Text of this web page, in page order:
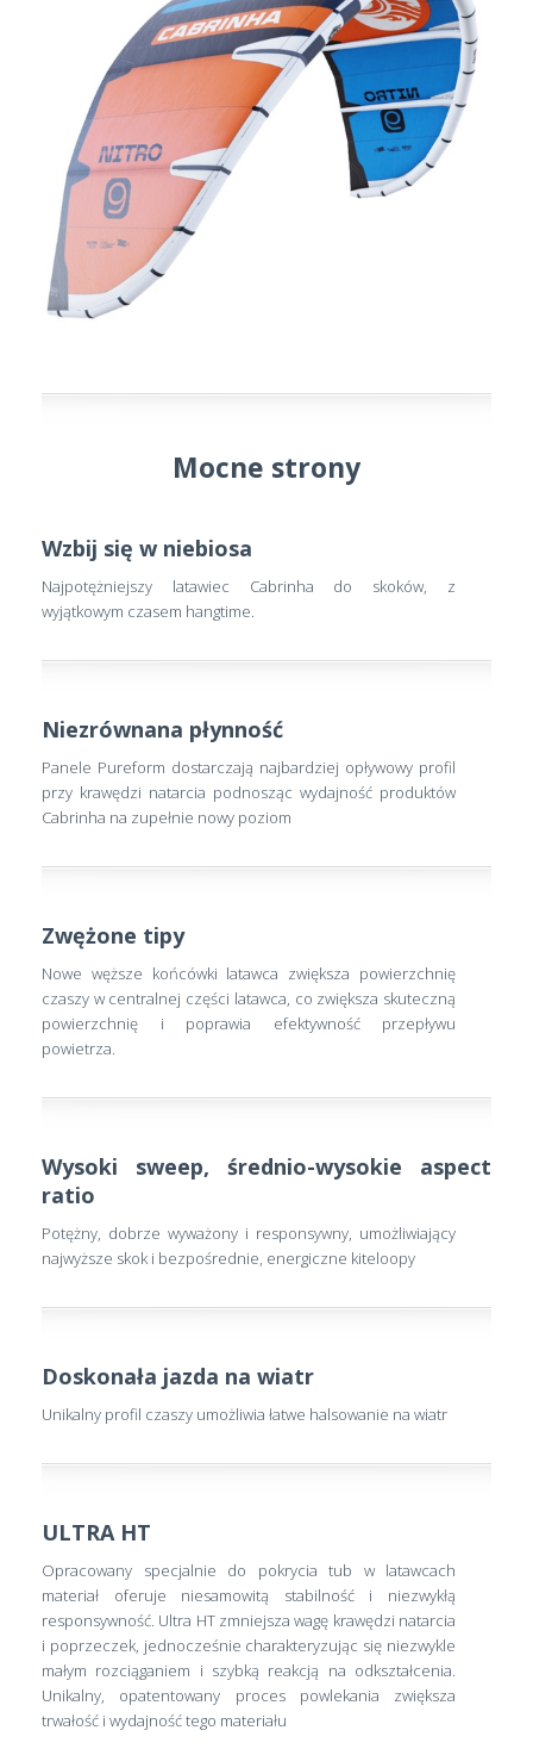
Mocne strony
Wzbij się w niebiosa
Najpotężniejszy latawiec Cabrinha do skoków, z
wyjątkowym czasem hangtime.
Niezrównana płynność
Panele Pureform dostarczają najbardziej opływowy profil
przy krawędzi natarcia podnosząc wydajność produktów
Cabrinha na zupełnie nowy poziom
Zwężone tipy
Nowe węższe końcówki latawca zwiększa powierzchnię
czaszy w centralnej części latawca, co zwiększa skuteczną
powierzchnię i poprawia efektywność przepływu
powietrza.
Wysoki sweep, średnio-wysokie aspect
ratio
Potężny, dobrze wyważony i responsywny, umożliwiający
najwyższe skok i bezpośrednie, energiczne kiteloopy
Doskonała jazda na wiatr
Unikalny profil czaszy umożliwia łatwe halsowanie na wiatr
ULTRA HT
Opracowany specjalnie do pokrycia tub w latawcach
materiał oferuje niesamowitą stabilność i niezwykłą
responsywność. Ultra HT zmniejsza wagę krawędzi natarcia
i poprzeczek, jednocześnie charakteryzując się niezwykle
małym rozciąganiem i szybką reakcją na odkształcenia.
Unikalny, opatentowany proces powlekania zwiększa
trwałość i wydajność tego materiału